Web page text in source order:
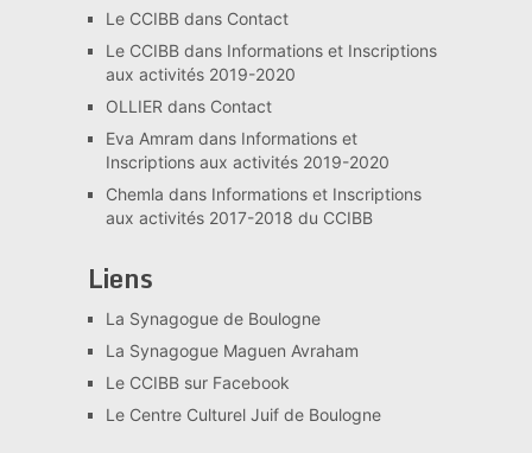
Le CCIBBdans Contact
Le CCIBBdans Informations et Inscriptions
aux activités 2019-2020
OLLIER dans Contact
Eva Amram dans Informations et
Inscriptions aux activités 2019-2020
Chemla dans Informations et Inscriptions
aux activités 2017-2018 du CCIBB
Liens
La Synagogue de Boulogne
La Synagogue Maguen Avraham
Le CCIBB sur Facebook
Le Centre Culturel Juif de Boulogne